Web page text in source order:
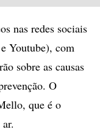
nas redes sociais
Youtube), com
sobre as causas
O
que é o